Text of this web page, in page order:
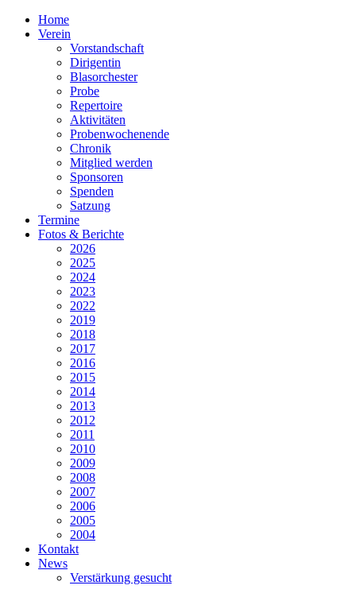
Home
Verein
Vorstandschaft
Dirigentin
Blasorchester
Probe
Repertoire
Aktivitäten
Probenwochenende
Chronik
Mitglied werden
Sponsoren
Spenden
Satzung
Termine
Fotos & Berichte
2026
2025
2024
2023
2022
2019
2018
2017
2016
2015
2014
2013
2012
2011
2010
2009
2008
2007
2006
2005
2004
Kontakt
News
Verstärkung gesucht